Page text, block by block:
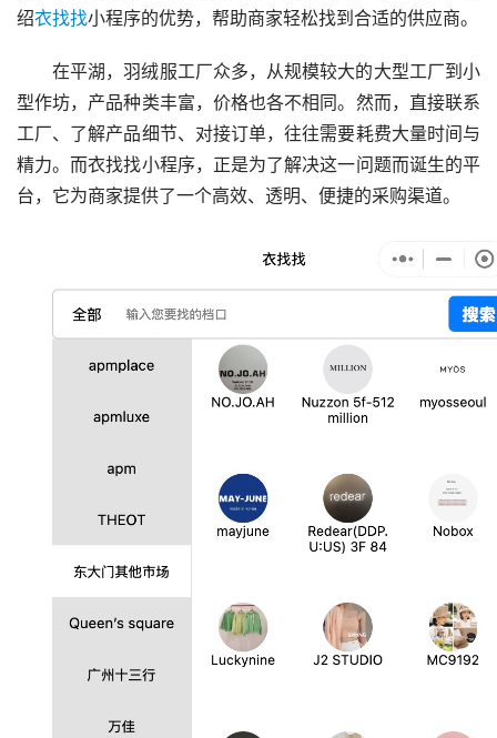
绍衣找找小程序的优势，帮助商家轻松找到合适的供应商。
在平湖，羽绒服工厂众多，从规模较大的大型工厂到小
型作坊，产品种类丰富，价格也各不相同。然而，直接联系
工厂、了解产品细节、对接订单，往往需要耗费大量时间与
精力。而衣找找小程序，正是为了解决这一问题而诞生的平
台，它为商家提供了一个高效、透明、便捷的采购渠道。